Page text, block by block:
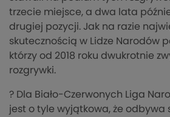
trzecie miejsce, a dwa lata
drugiej pozycji. Jak na razie
skutecznością w Lidze Narodów
którzy od 2018 roku dwukrotnie
rozgrywki.
? Dla Biało-Czerwonych Liga
jest o tyle wyjątkowa, że odbywa